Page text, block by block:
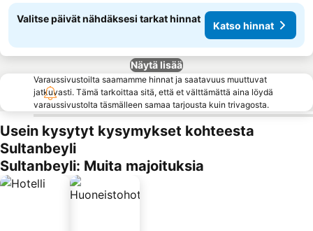
Valitse päivät nähdäksesi tarkat hinnat
Katso hinnat
Näytä lisää
Varaussivustoilta saamamme hinnat ja saatavuus muuttuvat
jatkuvasti. Tämä tarkoittaa sitä, että et välttämättä aina löydä
varaussivustolta täsmälleen samaa tarjousta kuin trivagosta.
Usein kysytyt kysymykset kohteesta
Sultanbeyli
Sultanbeyli: Muita majoituksia